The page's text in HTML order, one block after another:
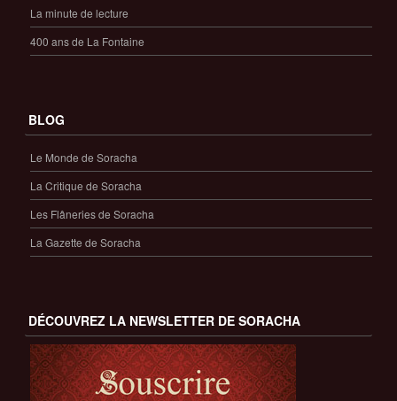
La minute de lecture
400 ans de La Fontaine
BLOG
Le Monde de Soracha
La Critique de Soracha
Les Flâneries de Soracha
La Gazette de Soracha
DÉCOUVREZ LA NEWSLETTER DE SORACHA